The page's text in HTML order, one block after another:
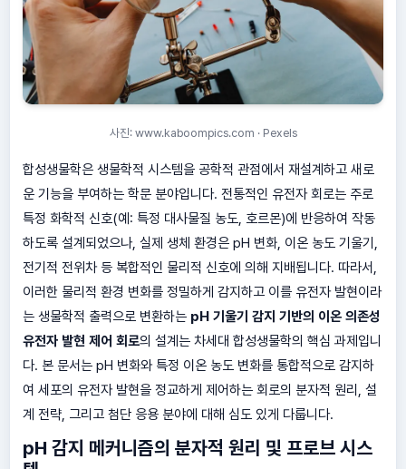
사진: www.kaboompics.com · Pexels
합성생물학은 생물학적 시스템을 공학적 관점에서 재설계하고 새로
운 기능을 부여하는 학문 분야입니다. 전통적인 유전자 회로는 주로
특정 화학적 신호(예: 특정 대사물질 농도, 호르몬)에 반응하여 작동
하도록 설계되었으나, 실제 생체 환경은 pH 변화, 이온 농도 기울기,
전기적 전위차 등 복합적인 물리적 신호에 의해 지배됩니다. 따라서,
이러한 물리적 환경 변화를 정밀하게 감지하고 이를 유전자 발현이라
는 생물학적 출력으로 변환하는 pH 기울기 감지 기반의 이온 의존성
유전자 발현 제어 회로의 설계는 차세대 합성생물학의 핵심 과제입니
다. 본 문서는 pH 변화와 특정 이온 농도 변화를 통합적으로 감지하
여 세포의 유전자 발현을 정교하게 제어하는 회로의 분자적 원리, 설
계 전략, 그리고 첨단 응용 분야에 대해 심도 있게 다룹니다.
pH 감지 메커니즘의 분자적 원리 및 프로브 시스